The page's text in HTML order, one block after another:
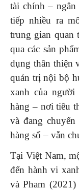
tài chính – ngân
tiếp nhiều ra
trung gian quan
qua các sản
dụng thân thiện
quản trị nội bộ
xanh của
hàng – nơi tiêu
và đang
hàng số – vẫn
Tại Việt Nam,
đến hành vi
và Pham